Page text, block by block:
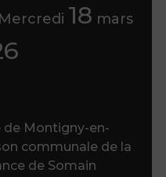
Mercredi 18 mars
de Montigny-en-
communale de la
de Somain